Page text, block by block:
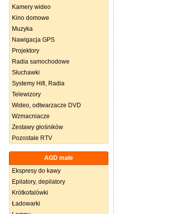
Kamery wideo
Kino domowe
Muzyka
Nawigacja GPS
Projektory
Radia samochodowe
Słuchawki
Systemy Hifi, Radia
Telewizory
Wideo, odtwarzacze DVD
Wzmacniacze
Zestawy głośników
Pozostałe RTV
AGD małe
Ekspresy do kawy
Epilatory, depilatory
Krótkofalówki
Ładowarki